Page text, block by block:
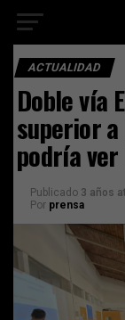
ACTUALIDAD
Doble vía
superior
podría ver
Publicado 3 años
Por prensa